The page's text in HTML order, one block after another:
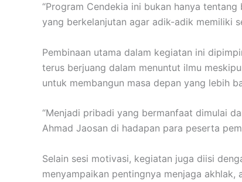
“Program Cendekia ini bukan hanya
yang berkelanjutan agar adik-adik memiliki
Pembinaan utama dalam kegiatan ini
terus berjuang dalam menuntut ilmu
untuk membangun masa depan yang lebih
“Menjadi pribadi yang bermanfaat dimulai
Ahmad Jaosan di hadapan para peserta
Selain sesi motivasi, kegiatan juga diisi
menyampaikan pentingnya menjaga